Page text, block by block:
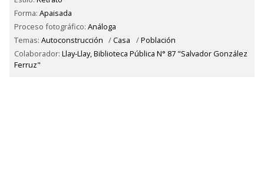
Forma: Apaisada
Proceso fotográfico: Análoga
Temas: Autoconstrucción /Casa /Población
Colaborador: Llay-Llay, Biblioteca Pública N° 87 "Salvador González
Ferruz"